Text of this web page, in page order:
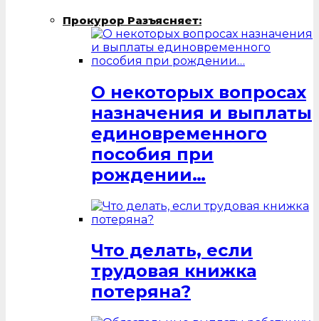
Прокурор Разъясняет:
О некоторых вопросах
назначения и выплаты
единовременного
пособия при
рождении…
Что делать, если
трудовая книжка
потеряна?